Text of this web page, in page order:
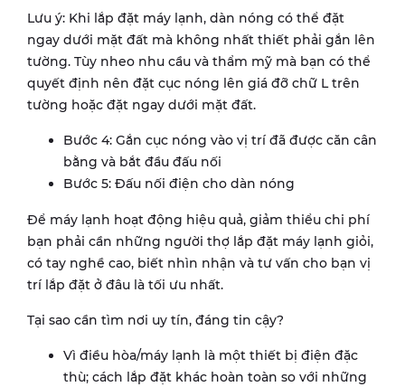
Lưu ý: Khi lắp đặt máy lạnh, dàn nóng có thể đặt
ngay dưới mặt đất mà không nhất thiết phải gắn lên
tường. Tùy nheo nhu cầu và thẩm mỹ mà bạn có thể
quyết định nên đặt cục nóng lên giá đỡ chữ L trên
tường hoặc đặt ngay dưới mặt đất.
Bước 4: Gắn cục nóng vào vị trí đã được căn cân
bằng và bắt đầu đấu nối
Bước 5: Đấu nối điện cho dàn nóng
Để máy lạnh hoạt động hiệu quả, giảm thiểu chi phí
bạn phải cần những người thợ lắp đặt máy lạnh giỏi,
có tay nghề cao, biết nhìn nhận và tư vấn cho bạn vị
trí lắp đặt ở đâu là tối ưu nhất.
Tại sao cần tìm nơi uy tín, đáng tin cậy?
Vì điều hòa/máy lạnh là một thiết bị điện đặc
thù; cách lắp đặt khác hoàn toàn so với những